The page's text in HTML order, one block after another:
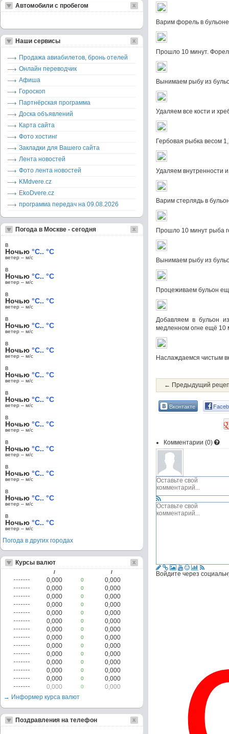
Варим форель в
Прошло 10 минут.
Вынимаем рыбу из
Удаляем все кости и
Гербовая рыбка весом
Удаляем внутренности
Варим стерлядь в
Прошло 10 минут рыба
Вынимаем рыбу из
Процеживаем бульон
Добавляем в бульон
медленном огне ещё 10
Наслаждаемся чистым
← Предыдущий
Вконтакте
Комментарии (0)
Войдите через
Автомобили с пробегом
Наши сервисы
Продажа авиабилетов, бронь отелей
Онлайн переводчик
Афиша
Гороскоп
Партнёрская программа
Доска объявлений
Карта сайта
Фото хостинг
Закладки для Вашего сайта
Лента новостей
Фото лента новостей
KMdvere.cz
EkoDvere.cz
программа передач на 09.08.2026
Погода в Москве - сегодня
в
Ночью °C.. °C
ветер – м/c
в
Ночью °C.. °C
ветер – м/c
в
Ночью °C.. °C
ветер – м/c
в
Ночью °C.. °C
ветер – м/c
в
Ночью °C.. °C
ветер – м/c
в
Ночью °C.. °C
ветер – м/c
в
Ночью °C.. °C
ветер – м/c
в
Ночью °C.. °C
ветер – м/c
в
Ночью °C.. °C
ветер – м/c
в
Ночью °C.. °C
ветер – м/c
в
Ночью °C.. °C
ветер – м/c
в
Ночью °C.. °C
ветер – м/c
Погода в других городах
Курсы валют
/ /
0,000 0
0,000
0,000
0
0,000
0,000
0
0,000
0,000
0
0,000
0,000
0
0,000
0,000
0
0,000
0,000
0
0,000
0,000
0
0,000
0,000
0
0,000
0,000
0
0,000
0,000
0
0,000
0,000
0
0,000
0,000
0
0,000
0,000
0
0,000
→ Информер курса валют
Поздравления на телефон